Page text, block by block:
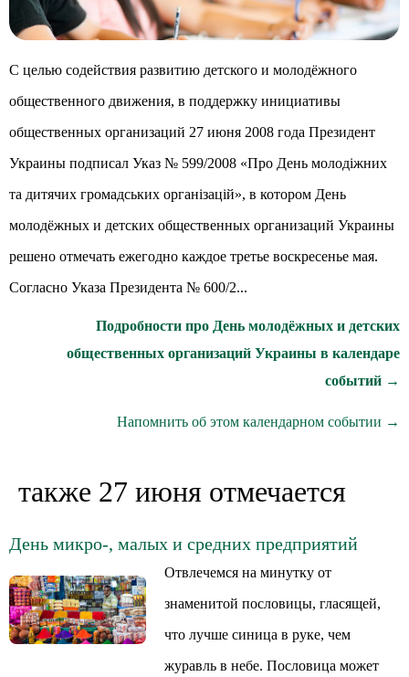
С целью содействия развитию детского и молодёжного
общественного движения, в поддержку инициативы
общественных организаций 27 июня 2008 года Президент
Украины подписал Указ № 599/2008 «Про День молодіжних
та дитячих громадських організацій», в котором День
молодёжных и детских общественных организаций Украины
решено отмечать ежегодно каждое третье воскресенье мая.
Согласно Указа Президента № 600/2...
Подробности про День молодёжных и детских
общественных организаций Украины в календаре
событий →
Напомнить об этом календарном событии →
также 27 июня отмечается
День микро-, малых и средних предприятий
Отвлечемся на минутку от
знаменитой пословицы, гласящей,
что лучше синица в руке, чем
журавль в небе. Пословица может